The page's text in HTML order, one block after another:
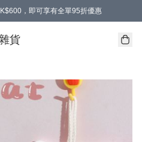
，即可享有全單95折優惠
單消費購物滿HK$680(折扣後），可享有
貨